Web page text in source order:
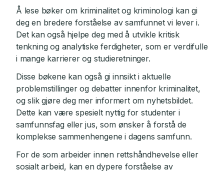
Å lese bøker om kriminalitet og kriminologi kan gi
deg en bredere forståelse av samfunnet vi lever i.
Det kan også hjelpe deg med å utvikle kritisk
tenkning og analytiske ferdigheter, som er verdifulle
i mange karrierer og studieretninger.
Disse bøkene kan også gi innsikt i aktuelle
problemstillinger og debatter innenfor kriminalitet,
og slik gjøre deg mer informert om nyhetsbildet.
Dette kan være spesielt nyttig for studenter i
samfunnsfag eller jus, som ønsker å forstå de
komplekse sammenhengene i dagens samfunn.
For de som arbeider innen rettshåndhevelse eller
sosialt arbeid, kan en dypere forståelse av